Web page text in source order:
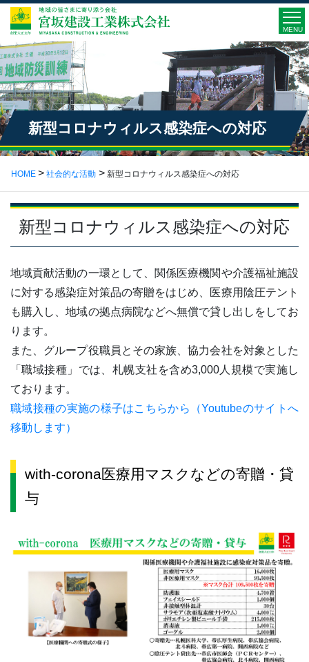
MENU
新型コロナウィルス感染症への対応
HOME 社会的な活動 新型コロナウィルス感染症への対応
新型コロナウィルス感染症への対応
地域貢献活動の一環として、関係医療機関や介護福祉施設
に対する感染症対策品の寄贈をはじめ、医療用陰圧テント
も購入し、地域の拠点病院などへ無償で貸し出しをしてお
ります。
また、グループ役職員とその家族、協力会社を対象とした
「職域接種」では、札幌支社を含め3,000人規模で実施し
ております。
職域接種の実施の様子はこちらから（Youtubeのサイトへ
移動します）
with-corona医療用マスクなどの寄贈・貸
与